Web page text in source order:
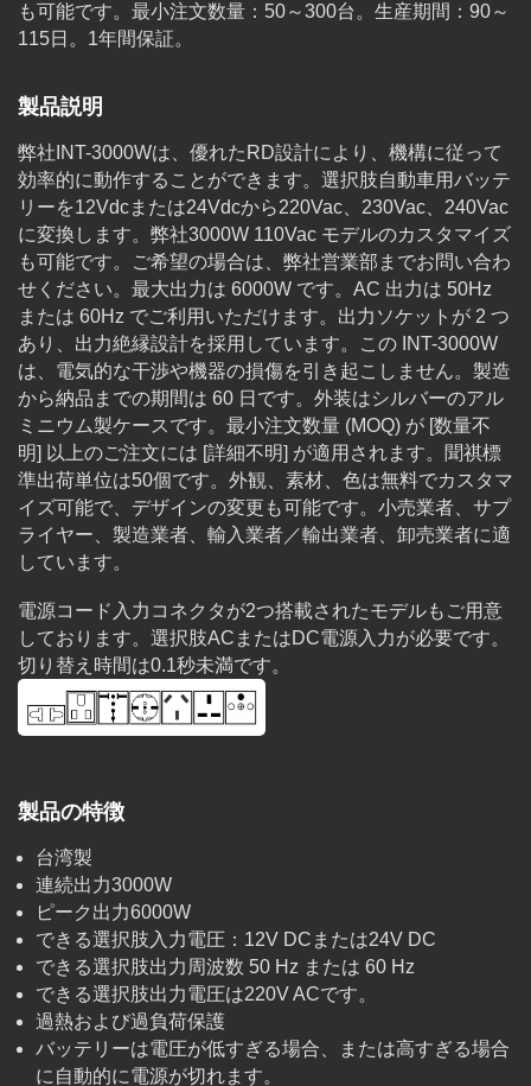
も可能です。最小注文数量：50～300台。生産期間：90～
115日。1年間保証。
製品説明
弊社INT-3000Wは、優れたRD設計により、機構に従って
効率的に動作することができます。選択肢自動車用バッテ
リーを12Vdcまたは24Vdcから220Vac、230Vac、240Vac
に変換します。弊社3000W 110Vac モデルのカスタマイズ
も可能です。ご希望の場合は、弊社営業部までお問い合わ
せください。最大出力は 6000W です。AC 出力は 50Hz
または 60Hz でご利用いただけます。出力ソケットが 2 つ
あり、出力絶縁設計を採用しています。この INT-3000W
は、電気的な干渉や機器の損傷を引き起こしません。製造
から納品までの期間は 60 日です。外装はシルバーのアル
ミニウム製ケースです。最小注文数量 (MOQ) が [数量不
明] 以上のご注文には [詳細不明] が適用されます。聞祺標
準出荷単位は50個です。外観、素材、色は無料でカスタマ
イズ可能で、デザインの変更も可能です。小売業者、サプ
ライヤー、製造業者、輸入業者／輸出業者、卸売業者に適
しています。
電源コード入力コネクタが2つ搭載されたモデルもご用意
しております。選択肢ACまたはDC電源入力が必要です。
切り替え時間は0.1秒未満です。
製品の特徴
台湾製
連続出力3000W
ピーク出力6000W
できる選択肢入力電圧：12V DCまたは24V DC
できる選択肢出力周波数 50 Hz または 60 Hz
できる選択肢出力電圧は220V ACです。
過熱および過負荷保護
バッテリーは電圧が低すぎる場合、または高すぎる場合
に自動的に電源が切れます。